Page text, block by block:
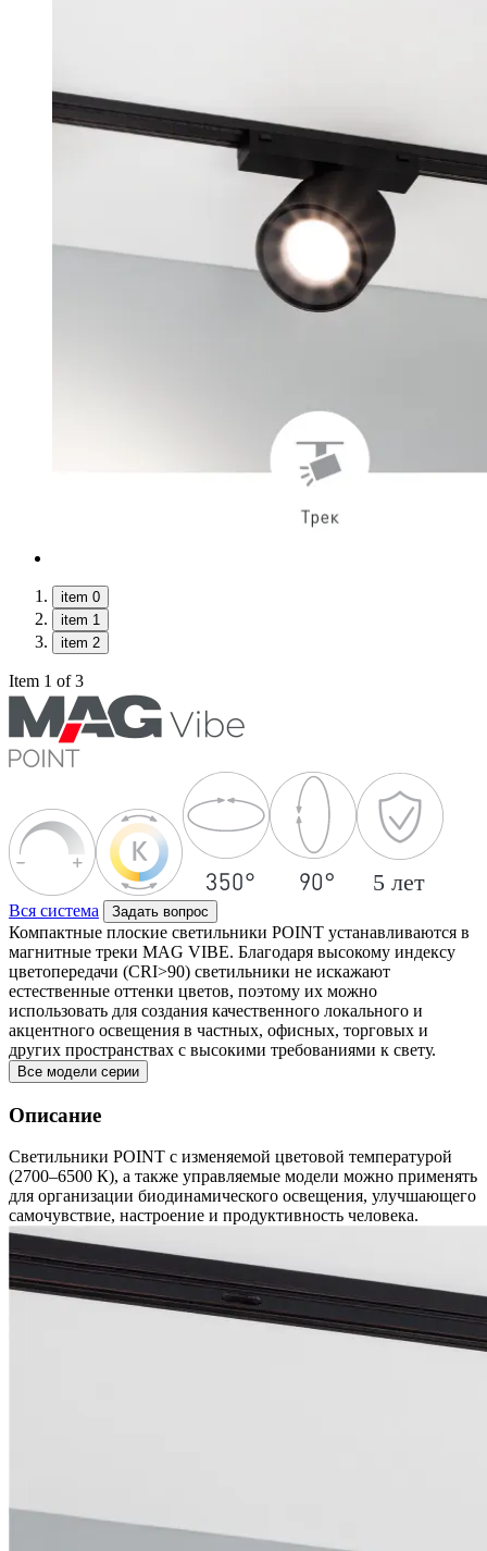
item 0
item 1
item 2
Item 1 of 3
Вся система Задать вопрос
Компактные плоские светильники POINT устанавливаются в
магнитные треки MAG VIBE. Благодаря высокому индексу
цветопередачи (CRI>90) светильники не искажают
естественные оттенки цветов, поэтому их можно
использовать для создания качественного локального и
акцентного освещения в частных, офисных, торговых и
других пространствах с высокими требованиями к свету.
Все модели серии
Описание
Светильники POINT с изменяемой цветовой температурой
(2700–6500 К), а также управляемые модели можно применять
для организации биодинамического освещения, улучшающего
самочувствие, настроение и продуктивность человека.